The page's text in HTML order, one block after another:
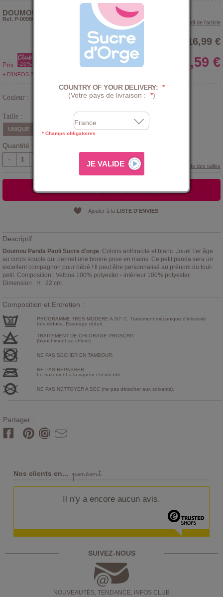
DOUMOU PANDA PAOLI VELOURS DOUX
Ref. P-009897
> Voir le descriptif de l'article
16,99 €
Prix 13,59 €
+ D'INFOS SUR LE CLUB
Couleur :
Taille :
UNIQUE
Quantité :
-
Guide des tailles
AJOUTER AU PANIER
Ajouter à la LISTE D'ENVIES
Descriptif :
Doumou Panda Paoli Sucre d'orge. Coloris anthracite et blanc. Jouet 1er âge
au corps souple qui permet une bonne prise en mains. Ce petit panda sera un
excellent compagnon pour bébé ! Il peut être personnalisé au prénom du tout-
petit. Composition : Velboa 100% polyester - intérieur 100% polyester.
Dimension : H : 22 cm
Composition et Entretien :
PROGRAMME TRES MODERE A 30° C. Traitement mécanique d'intensité
très réduite. Essorage réduit.
TRAITEMENT DE CHLORAGE PROSCRIT
(blanchiment au chlore).
NE PAS SECHER EN TAMBOUR.
NE PAS REPASSER.
Le traitement à la vapeur est interdit.
NE PAS NETTOYER A SEC (ne pas détacher aux solvants).
Partager :
Nos clients en... pensent
Il n'y a encore aucun avis.
SUIVEZ-NOUS
NOUVEAUTÉS, TENDANCE, INFOS CLUB
COUNTRY OF YOUR DELIVERY: *
(Votre pays de livraison :
*)
* Champs obligatoires